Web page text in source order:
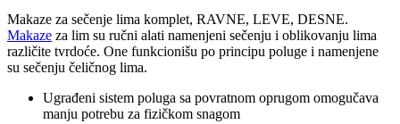
Makaze za sečenje lima komplet, RAVNE, LEVE, DESNE.
Makaze za lim su ručni alati namenjeni sečenju i oblikovanju lima
različite tvrdoće. One funkcionišu po principu poluge i namenjene
su sečenju čeličnog lima.
Ugrađeni sistem poluga sa povratnom oprugom omogučava
manju potrebu za fizičkom snagom